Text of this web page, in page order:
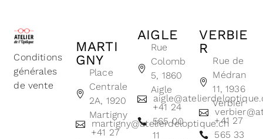
Conditions
générales
de vente
MARTI
GNY
Place
Centrale
2A, 1920
Martigny
martigny@atelierdeloptique.ch
+41 27
AIGLE
Rue
Colomb
5, 1860
Aigle
+41 24
565 00
11
VERBIE
R
Rue de
Médran
11, 1936
Verbier
+41 27
565 33